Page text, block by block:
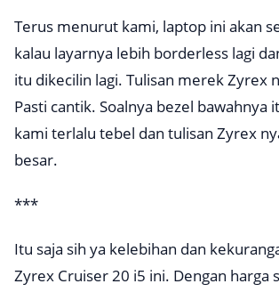
Terus menurut kami, laptop ini akan
kalau layarnya lebih borderless lagi
itu dikecilin lagi. Tulisan merek Zyrex
Pasti cantik. Soalnya bezel bawahnya
kami terlalu tebel dan tulisan Zyrex
besar.
***
Itu saja sih ya kelebihan dan
Zyrex Cruiser 20 i5 ini. Dengan harga